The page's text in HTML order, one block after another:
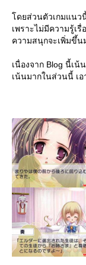
ดยส่วนตัวเกมแนวนี้
เพราะไม่มีความรู้เ
ความสนุกจะเพิ่มขึ้น
เนื่องจาก Blog นี้เ
เน้นมากในส่วนนี้ เ